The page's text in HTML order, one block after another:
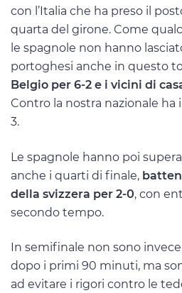
con l’Italia che ha preso il
quarta del girone. Come
le spagnole non hanno
portoghesi anche in questo
Belgio per 6-2 e i vicini di
Contro la nostra nazionale ha
3.
Le spagnole hanno poi
anche i quarti di finale,
della svizzera per 2-0, con
secondo tempo.
In semifinale non sono
dopo i primi 90 minuti, ma
ad evitare i rigori contro le